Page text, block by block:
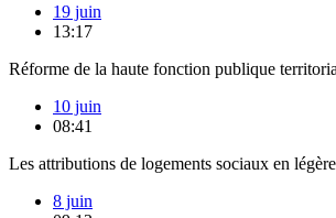
19 juin
13:17
Réforme de la haute fonction publique
10 juin
08:41
Les attributions de logements sociaux en
8 juin